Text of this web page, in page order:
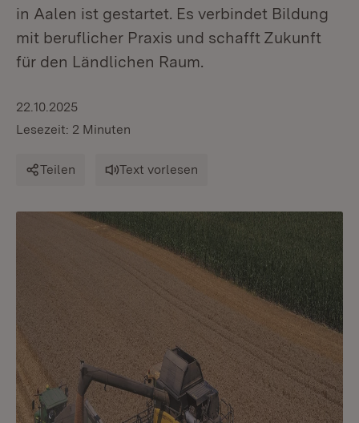
in Aalen ist gestartet. Es verbindet Bildung
mit beruflicher Praxis und schafft Zukunft
für den Ländlichen Raum.
22.10.2025
Lesezeit: 2 Minuten
Teilen Text vorlesen